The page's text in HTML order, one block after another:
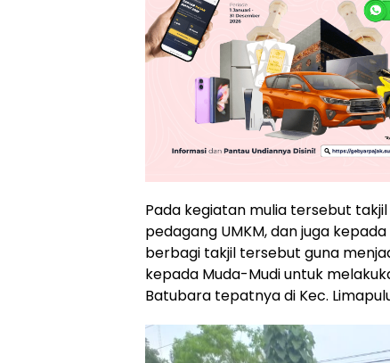
Pada kegiatan mulia tersebut
pedagang UMKM, dan juga
berbagi takjil tersebut guna
kepada Muda-Mudi untuk
Batubara tepatnya di Kec.